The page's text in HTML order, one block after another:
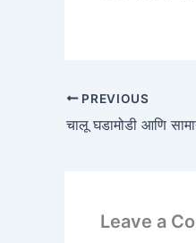
PREVIOUS
चालू घडामोडी आणि
Leave a